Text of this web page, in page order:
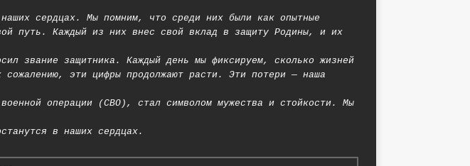
сердцах. Мы помним, что среди них были как опытные
путь. Каждый из них внес свой вклад в защиту Родины, и их
звание защитника. Каждый день мы фиксируем, сколько жизней
эти цифры продолжают расти. Эти потери — наша
операции (СВО), стал символом мужества и стойкости. Мы
в наших сердцах.